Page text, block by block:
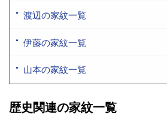
渡辺の家紋一覧
伊藤の家紋一覧
山本の家紋一覧
歴史関連の家紋一覧